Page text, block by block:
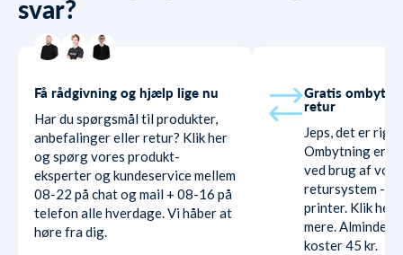
svar?
Få rådgivning og hjælp lige nu
Har du spørgsmål til produkter,
anbefalinger eller retur? Klik her
og spørg vores produkt-
eksperter og kundeservice mellem
08-22 på chat og mail + 08-16 på
telefon alle hverdage. Vi håber at
høre fra dig.
Gratis
retur
Jeps, det er
Ombytning er
ved brug af
retursystem -
printer. Klik her
mere.
koster 45 kr.